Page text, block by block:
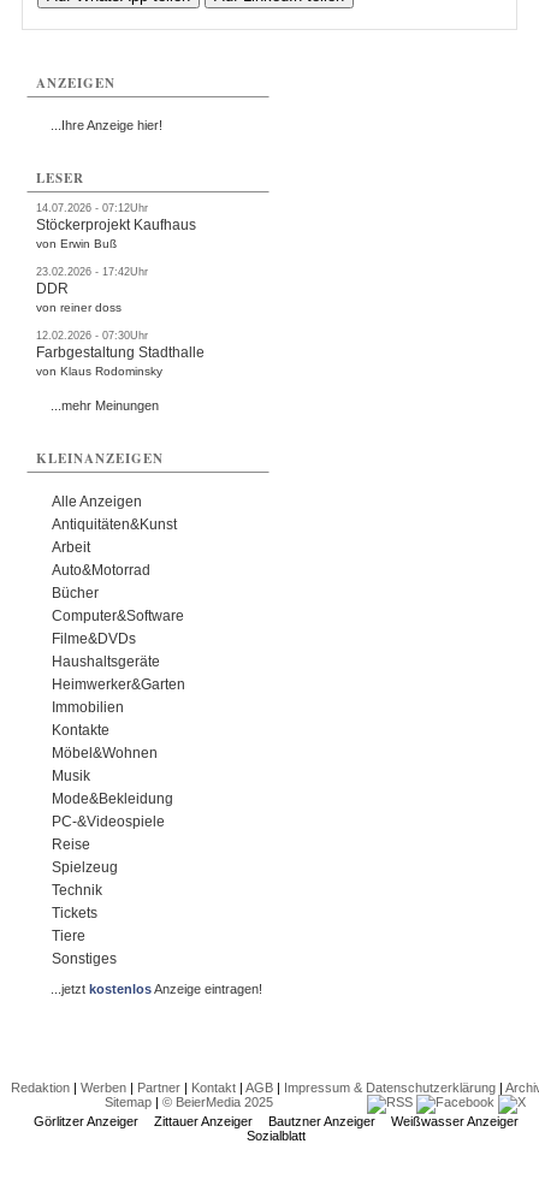
ANZEIGEN
...Ihre Anzeige hier!
LESER
14.07.2026 - 07:12Uhr
Stöckerprojekt Kaufhaus
von Erwin Buß
23.02.2026 - 17:42Uhr
DDR
von reiner doss
12.02.2026 - 07:30Uhr
Farbgestaltung Stadthalle
von Klaus Rodominsky
...mehr Meinungen
KLEINANZEIGEN
Alle Anzeigen
Antiquitäten&Kunst
Arbeit
Auto&Motorrad
Bücher
Computer&Software
Filme&DVDs
Haushaltsgeräte
Heimwerker&Garten
Immobilien
Kontakte
Möbel&Wohnen
Musik
Mode&Bekleidung
PC-&Videospiele
Reise
Spielzeug
Technik
Tickets
Tiere
Sonstiges
...jetztkostenlosAnzeige eintragen!
Redaktion| Werben| Partner| Kontakt| AGB| Impressum & Datenschutzerklärung|
Sitemap| © BeierMedia 2025
Görlitzer Anzeiger
Zittauer Anzeiger Bautzner Anzeiger
Weißwasser Anzeiger
Sozialblatt